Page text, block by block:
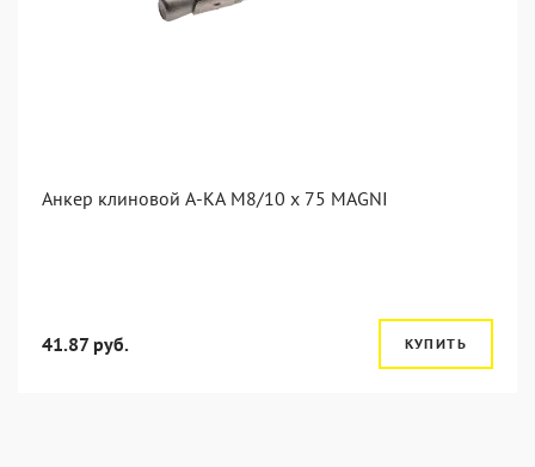
Анкер клиновой А-КА М8/10 x 75 MAGNI
41.87 руб. КУПИТЬ